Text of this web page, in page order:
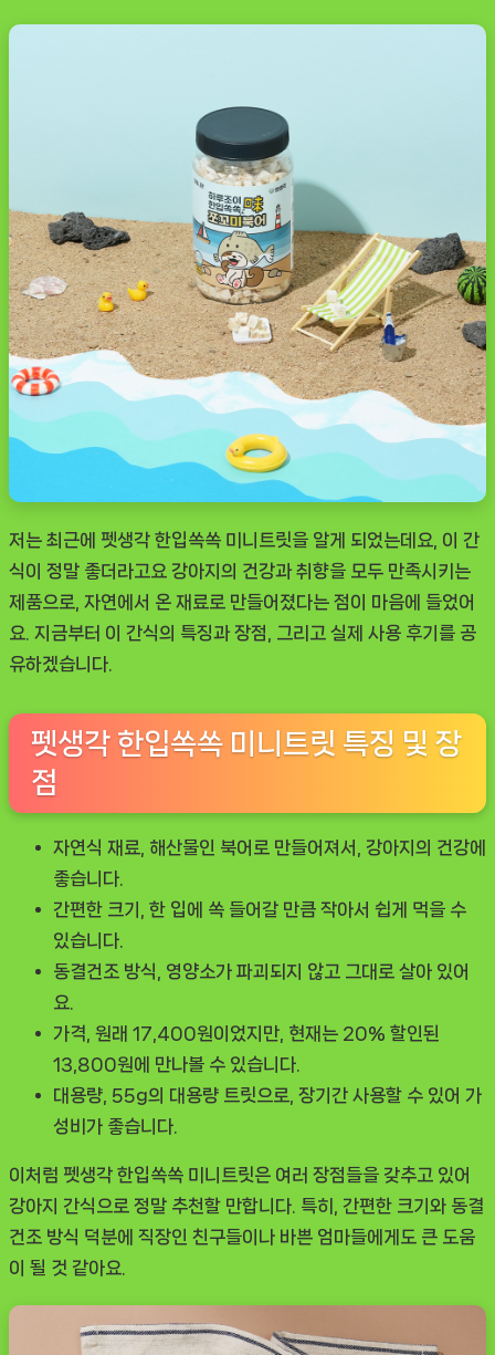
저는 최근에 펫생각 한입쏙쏙 미니트릿을 알게 되었는데요, 이 간
식이 정말 좋더라고요 강아지의 건강과 취향을 모두 만족시키는
제품으로, 자연에서 온 재료로 만들어졌다는 점이 마음에 들었어
요. 지금부터 이 간식의 특징과 장점, 그리고 실제 사용 후기를 공
유하겠습니다.
펫생각 한입쏙쏙 미니트릿 특징 및 장
점
자연식 재료 , 해산물인 북어로 만들어져서, 강아지의 건강에
좋습니다.
간편한 크기
, 한 입에 쏙 들어갈 만큼 작아서 쉽게 먹을 수
있습니다.
동결건조 방식
, 영양소가 파괴되지 않고 그대로 살아 있어
요.
가격 , 원래 17,400원이었지만, 현재는 20% 할인된
13,800원에 만나볼 수 있습니다.
대용량 , 55g의 대용량 트릿으로, 장기간 사용할 수 있어 가
성비가 좋습니다.
이처럼 펫생각 한입쏙쏙 미니트릿은 여러 장점들을 갖추고 있어
강아지 간식으로 정말 추천할 만합니다. 특히, 간편한 크기와 동결
건조 방식 덕분에 직장인 친구들이나 바쁜 엄마들에게도 큰 도움
이 될 것 같아요.